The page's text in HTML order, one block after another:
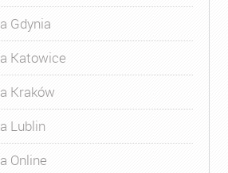
Gdynia
Katowice
Kraków
Lublin
Online